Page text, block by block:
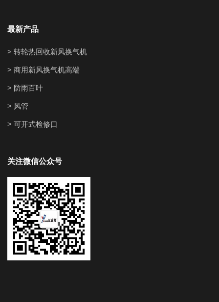
最新产品
> 转轮热回收新风换气机
> 商用新风换气机高端
> 防雨百叶
> 风管
> 可开式检修口
关注微信公众号